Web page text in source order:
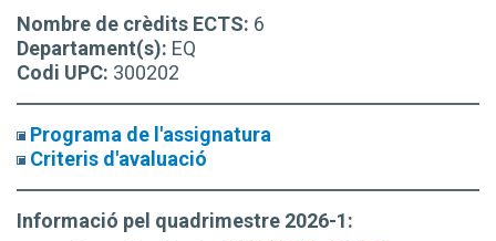
Nombre de crèdits ECTS: 6
Departament(s): EQ
Codi UPC: 300202
Programa de l'assignatura
Criteris d'avaluació
Informació pel quadrimestre 2026-1: